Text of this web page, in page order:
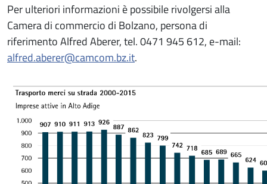
Per ulteriori informazioni è possibile rivolgersi alla
Camera di commercio di Bolzano, persona di
riferimento Alfred Aberer, tel. 0471 945 612, e-mail:
alfred.aberer@camcom.bz.it.